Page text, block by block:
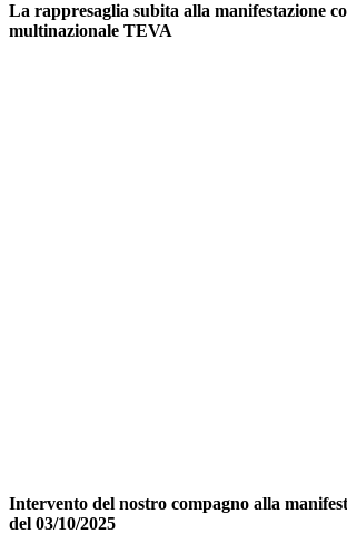
La rappresaglia subita alla manifestazione
multinazionale TEVA
Intervento del nostro compagno alla
del 03/10/2025